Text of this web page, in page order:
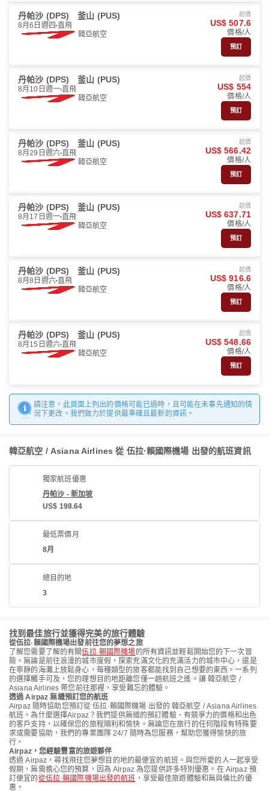
丹帕沙 (DPS) 釜山 (PUS)
8月6日週四 直飛
韓亞航空
起價
US$ 507.6
價格/人
預訂
丹帕沙 (DPS) 釜山 (PUS)
8月10日週一 直飛
韓亞航空
起價
US$ 554
價格/人
預訂
丹帕沙 (DPS) 釜山 (PUS)
8月29日週六 直飛
韓亞航空
起價
US$ 566.42
價格/人
預訂
丹帕沙 (DPS) 釜山 (PUS)
8月17日週一 直飛
韓亞航空
起價
US$ 637.71
價格/人
預訂
丹帕沙 (DPS) 釜山 (PUS)
8月8日週六 直飛
韓亞航空
起價
US$ 916.6
價格/人
預訂
丹帕沙 (DPS) 釜山 (PUS)
8月15日週六 直飛
韓亞航空
起價
US$ 548.66
價格/人
預訂
請注意，此頁面上列出的價格可能已過時，且可能在未事先通知的情
況下更改。我們致力於提供最準確且最新的資訊。
韓亞航空 / Asiana Airlines 從 伍拉·賴國際機場 出發的航班資訊
獨家航班優惠
丹帕沙 - 新加坡
US$ 198.64
最低票價月
8月
總目的地
3
找到最佳旅行並獲得完美的旅行體驗
從伍拉·賴國際機場出發前往您的夢想之旅
了解您需要了解的有關伍拉·賴國際機場的所有資訊並輕鬆開始您的下一次冒
險。無論是前往浪漫的城市度假，探索充滿文化的充滿活力的城市中心，還是
在寧靜的海灘上放鬆身心，每種類型的旅客都能找到自己想要的東西。一系列
的選擇觸手可及，您的理想目的地距離您僅一趟航班之遙。讓 韓亞航空 /
Asiana Airlines 帶您前往那裡，享受難忘的體驗。
透過 Airpaz 無縫預訂您的航班
Airpaz 隨時協助您預訂從 伍拉·賴國際機場 出發的 韓亞航空 / Asiana Airlines
航班。為什麼選擇Airpaz？我們提供無縫的預訂體驗、有競爭力的價格和出色
的客戶支持，以確保您的旅程順利和愉快。無論您在旅行的任何階段有特殊要
求或需要協助，我們的專業團隊 24/7 隨時為您服務，幫助您獲得愉快的旅
行。
Airpaz，您經驗豐富的旅遊夥伴
透過 Airpaz，尋找飛往您夢想目的地的最便宜的航班。與您所愛的人一起享受
假期，無需擔心您的預算，因為 Airpaz 為您提供許多特別優惠。在 Airpaz 預
訂便宜的從伍拉·賴國際機場出發的航班 ，享受最佳旅遊體驗和無與倫比的優
惠。